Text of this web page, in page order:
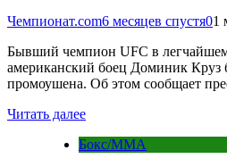
Чемпионат.com6 месяцев спустя01
Бывший чемпион UFC в легчайшем
американский боец Доминик Круз
промоушена. Об этом сообщает
Читать далее
Бокс/MMA